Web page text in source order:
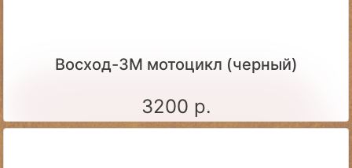
Восход-3М мотоцикл (черный)
3200 р.